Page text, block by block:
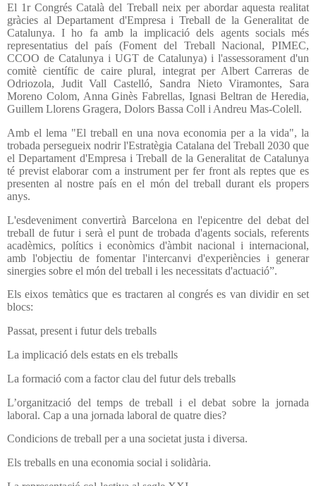
El 1r Congrés Català del Treball neix per abordar aquesta realitat
gràcies al Departament d'Empresa i Treball de la Generalitat de
Catalunya. I ho fa amb la implicació dels agents socials més
representatius del país (Foment del Treball Nacional, PIMEC,
CCOO de Catalunya i UGT de Catalunya) i l'assessorament d'un
comitè científic de caire plural, integrat per Albert Carreras de
Odriozola, Judit Vall Castelló, Sandra Nieto Viramontes, Sara
Moreno Colom, Anna Ginès Fabrellas, Ignasi Beltran de Heredia,
Guillem Llorens Gragera, Dolors Bassa Coll i Andreu Mas-Colell.
Amb el lema "El treball en una nova economia per a la vida", la
trobada persegueix nodrir l'Estratègia Catalana del Treball 2030 que
el Departament d'Empresa i Treball de la Generalitat de Catalunya
té previst elaborar com a instrument per fer front als reptes que es
presenten al nostre país en el món del treball durant els propers
anys.
L'esdeveniment convertirà Barcelona en l'epicentre del debat del
treball de futur i serà el punt de trobada d'agents socials, referents
acadèmics, polítics i econòmics d'àmbit nacional i internacional,
amb l'objectiu de fomentar l'intercanvi d'experiències i generar
sinergies sobre el món del treball i les necessitats d'actuació”.
Els eixos temàtics que es tractaren al congrés es van dividir en set
blocs:
Passat, present i futur dels treballs
La implicació dels estats en els treballs
La formació com a factor clau del futur dels treballs
L’organització del temps de treball i el debat sobre la jornada
laboral. Cap a una jornada laboral de quatre dies?
Condicions de treball per a una societat justa i diversa.
Els treballs en una economia social i solidària.